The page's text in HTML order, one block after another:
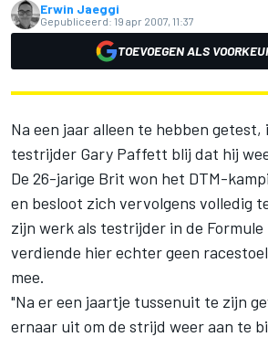
Erwin Jaeggi
Gepubliceerd: 19 apr 2007, 11:37
TOEVOEGEN ALS
Na een jaar alleen te hebben getest,
testrijder Gary Paffett blij dat hij
De 26-jarige Brit won het DTM-
en besloot zich vervolgens volledig
zijn werk als testrijder in de
verdiende hier echter geen
mee.
"Na er een jaartje tussenuit te zijn
ernaar uit om de strijd weer aan te